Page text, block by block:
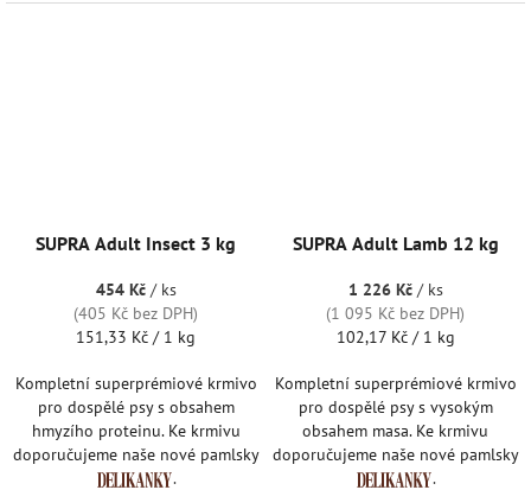
SUPRA Adult Insect 3 kg
454 Kč / ks
(405 Kč bez DPH)
Měrná
151,33 Kč / 1 kg
Kompletní superprémiové krmivo
pro dospělé psy s obsahem
hmyzího proteinu. Ke krmivu
doporučujeme naše nové pamlsky
.
SUPRA Adult Lamb 12 kg
1 226 Kč / ks
(1 095 Kč bez DPH)
Měrná
102,17 Kč / 1 kg
Kompletní superprémiové krmivo
pro dospělé psy s vysokým
obsahem masa. Ke krmivu
doporučujeme naše nové pamlsky
.